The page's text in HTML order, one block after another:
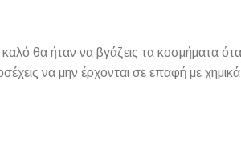
θα ήταν να βγάζεις τα κοσμήματα
να μην έρχονται σε επαφή με